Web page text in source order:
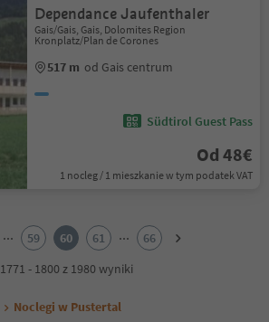
Dependance Jaufenthaler
Gais/Gais, Gais, Dolomites Region
Kronplatz/Plan de Corones
517 m od Gais centrum
Südtirol Guest Pass
Od 48€
1 nocleg / 1 mieszkanie w tym podatek VAT
... 59 60 61 ...
66
1771 - 1800 z 1980 wyniki
Noclegi w Pustertal